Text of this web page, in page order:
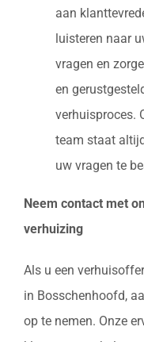
aan
luisteren naar
vragen en
en
verhuisproces.
team staat
uw vragen te
Neem contact met
verhuizing
Als u een
in Bosschenhoofd,
op te nemen. Onze